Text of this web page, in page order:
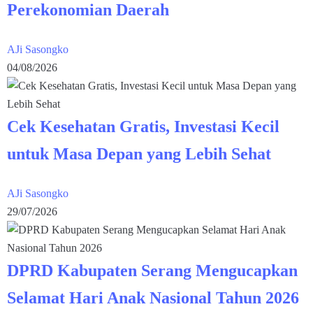
Perekonomian Daerah
AJi Sasongko
04/08/2026
Cek Kesehatan Gratis, Investasi Kecil
untuk Masa Depan yang Lebih Sehat
AJi Sasongko
29/07/2026
DPRD Kabupaten Serang Mengucapkan
Selamat Hari Anak Nasional Tahun 2026